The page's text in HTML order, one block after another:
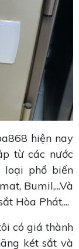
hiện nay
từ các nước
loại phổ biến
Bumil,...Và
Hòa Phát,...
có giá thành
két sắt và